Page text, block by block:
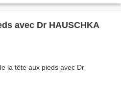
avec Dr HAUSCHKA